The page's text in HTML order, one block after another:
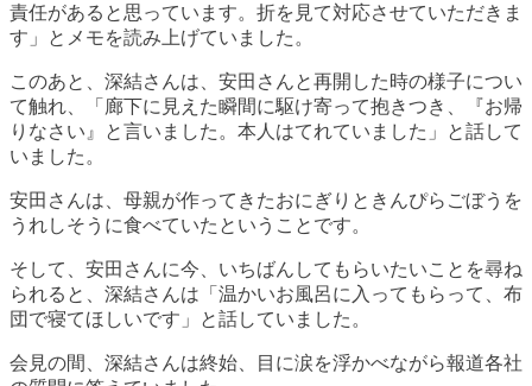
責任があると思っています。折を見て対応させていただきま
す」とメモを読み上げていました。
このあと、深結さんは、安田さんと再開した時の様子につい
て触れ、「廊下に見えた瞬間に駆け寄って抱きつき、『お帰
りなさい』と言いました。本人はてれていました」と話して
いました。
安田さんは、母親が作ってきたおにぎりときんぴらごぼうを
うれしそうに食べていたということです。
そして、安田さんに今、いちばんしてもらいたいことを尋ね
られると、深結さんは「温かいお風呂に入ってもらって、布
団で寝てほしいです」と話していました。
会見の間、深結さんは終始、目に涙を浮かべながら報道各社